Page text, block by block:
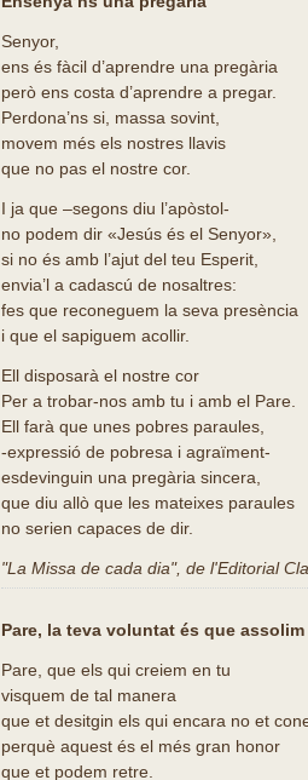
Senyor,
ens és fàcil d’aprendre una pregària
però ens costa d’aprendre a pregar.
Perdona’ns si, massa sovint,
movem més els nostres llavis
que no pas el nostre cor.
I ja que –segons diu l’apòstol-
no podem dir «Jesús és el Senyor»,
si no és amb l’ajut del teu Esperit,
envia’l a cadascú de nosaltres:
fes que reconeguem la seva presència
i que el sapiguem acollir.
Ell disposarà el nostre cor
Per a trobar-nos amb tu i amb el Pare.
Ell farà que unes pobres paraules,
-expressió de pobresa i agraïment-
esdevinguin una pregària sincera,
que diu allò que les mateixes paraules
no serien capaces de dir.
"La Missa de cada dia", de l'Editorial
Pare, la teva voluntat és que
Pare, que els qui creiem en tu
visquem de tal manera
que et desitgin els qui encara no et
perquè aquest és el més gran honor
que et podem retre.